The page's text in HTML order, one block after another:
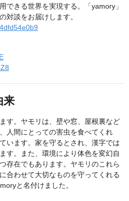
できる世界を実現する。「yamory」
対談をお届けします。
来
す。ヤモリは、壁や窓、屋根裏など
人間にとっての害虫を食べてくれ
います。家を守るとされ、漢字では
す。また、環境により体色を変幻自
存在でもあります。ヤモリのこれら
合わせて大切なものを守ってくれる
と名付けました。